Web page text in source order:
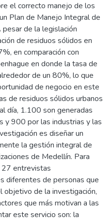
el correcto manejo de los
Plan de Manejo Integral de
de la legislación
de residuos sólidos en
en comparación con
en donde la tasa de
de un 80%, lo que
de negocio en este
de residuos sólidos urbanos
día, 1.100 son generadas
y 900 por las industrias y las
es diseñar un
la gestión integral de
de Medellín. Para
27 entrevistas
diferentes de personas que
objetivo de la investigación,
que más motivan a las
este servicio son: la